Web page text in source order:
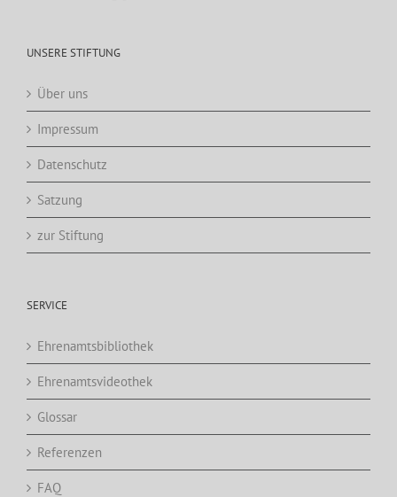
UNSERE STIFTUNG
Über uns
Impressum
Datenschutz
Satzung
zur Stiftung
SERVICE
Ehrenamtsbibliothek
Ehrenamtsvideothek
Glossar
Referenzen
FAQ